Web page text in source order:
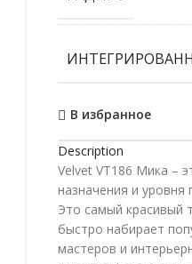
В избранное
Description
Velvet VT186 Мика –
назначения и уровня
Это самый красивый
быстро набирает
мастеров и